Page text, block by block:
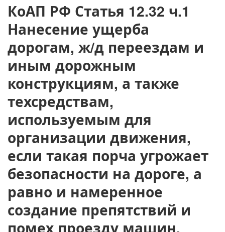
КоАП РФ Статья 12.32 ч.1
Нанесение ущерба
дорогам, ж/д переездам и
иным дорожным
конструкциям, а также
техсредствам,
используемым для
организации движения,
если такая порча угрожает
безопасности на дороге, а
равно и намеренное
создание препятствий и
помех проезду машин,